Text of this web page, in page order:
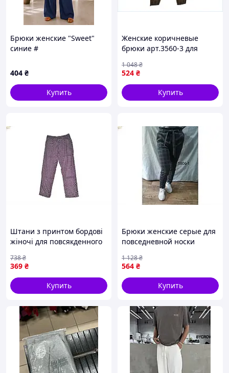
Брюки женские "Sweet"
синие #
404 ₴
Купить
Женские коричневые
брюки арт.3560-3 для
стильный элемент
гардероба
524 ₴
1 048₴
Купить
Штани з принтом бордові
жіночі для повсякденного
b.young
369 ₴
738₴
Купить
Брюки женские серые для
повседневной носки
комфорта и элегантности
564 ₴
1 128₴
Купить